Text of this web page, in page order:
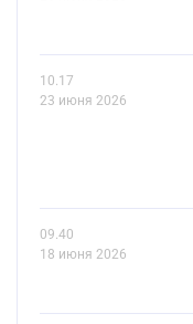
10.17
23 июня 2026
09.40
18 июня 2026